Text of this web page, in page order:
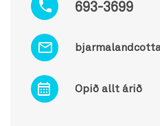
693-3699
Opið allt árið